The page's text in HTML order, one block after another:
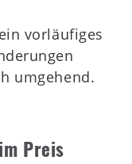
vorläufiges
umgehend.
Preis